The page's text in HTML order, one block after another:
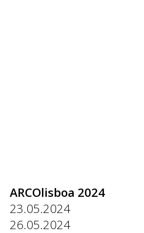
ARCOlisboa 2024
23.05.2024
26.05.2024